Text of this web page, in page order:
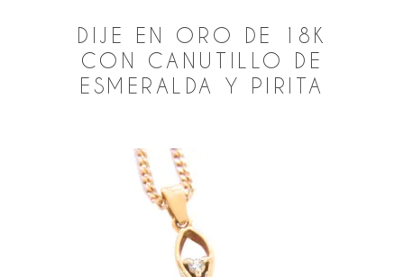
DIJE EN ORO DE 18K
CON CANUTILLO DE
ESMERALDA Y PIRITA